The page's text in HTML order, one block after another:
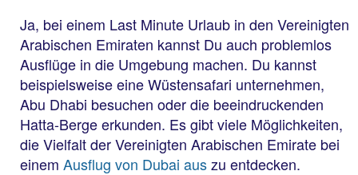
Ja, bei einem Last Minute Urlaub in den Vereinigten
Arabischen Emiraten kannst Du auch problemlos
Ausflüge in die Umgebung machen. Du kannst
beispielsweise eine Wüstensafari unternehmen,
Abu Dhabi besuchen oder die beeindruckenden
Hatta-Berge erkunden. Es gibt viele Möglichkeiten,
die Vielfalt der Vereinigten Arabischen Emirate bei
einem Ausflug von Dubai auszu entdecken.